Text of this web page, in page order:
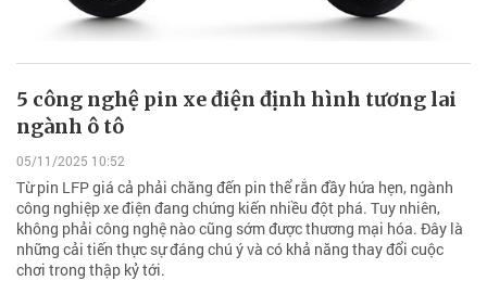
5 công nghệ pin xe điện định hình tương lai
ngành ô tô
05/11/2025 10:52
Từ pin LFP giá cả phải chăng đến pin thể rắn đầy hứa hẹn, ngành
công nghiệp xe điện đang chứng kiến nhiều đột phá. Tuy nhiên,
không phải công nghệ nào cũng sớm được thương mại hóa. Đây là
những cải tiến thực sự đáng chú ý và có khả năng thay đổi cuộc
chơi trong thập kỷ tới.